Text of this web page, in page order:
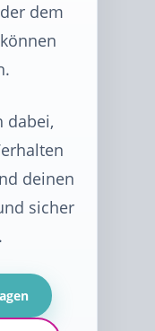
dem
dabei,
deinen
sicher